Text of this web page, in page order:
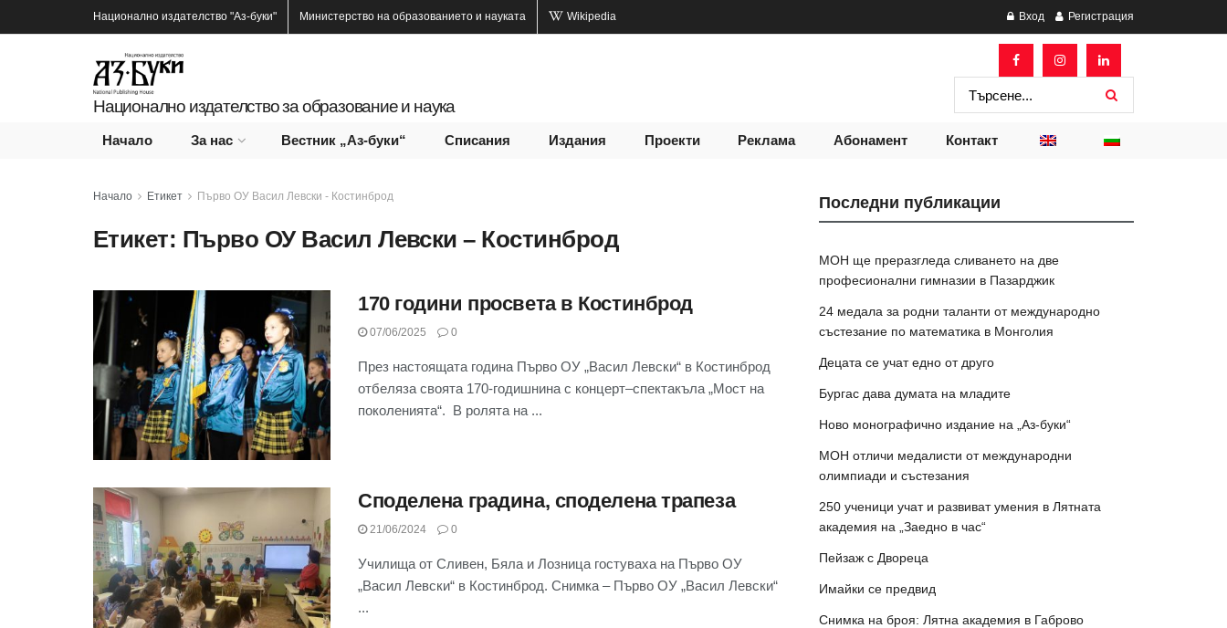
Национално издателство "Аз-буки" Министерство на образованието и науката Wikipedia Вход Регистрация
Национално издателство за образование и наука
Начало За нас Вестник „Аз-буки“ Списания Издания Проекти Реклама Абонамент Контакт
Начало Етикет Първо ОУ Васил Левски - Костинброд
Етикет: Първо ОУ Васил Левски – Костинброд
170 години просвета в Костинброд
07/06/2025 0
През настоящата година Първо ОУ „Васил Левски“ в Костинброд
отбеляза своята 170-годишнина с концерт–спектакъла „Мост на
поколенията“. В ролята на ...
Споделена градина, споделена трапеза
21/06/2024 0
Училища от Сливен, Бяла и Лозница гостуваха на Първо ОУ
„Васил Левски“ в Костинброд. Снимка – Първо ОУ „Васил Левски“
...
Последни публикации
МОН ще преразгледа сливането на две
професионални гимназии в Пазарджик
24 медала за родни таланти от международно
състезание по математика в Монголия
Децата се учат едно от друго
Бургас дава думата на младите
Ново монографично издание на „Аз-буки“
МОН отличи медалисти от международни
олимпиади и състезания
250 ученици учат и развиват умения в Лятната
академия на „Заедно в час“
Пейзаж с Двореца
Имайки се предвид
Снимка на броя: Лятна академия в Габрово